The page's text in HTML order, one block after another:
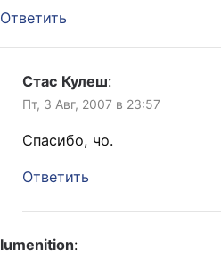
Ответить
Стас Кулеш:
Пт, 3 Авг, 2007 в 23:57
Спасибо, чо.
Ответить
lumenition: